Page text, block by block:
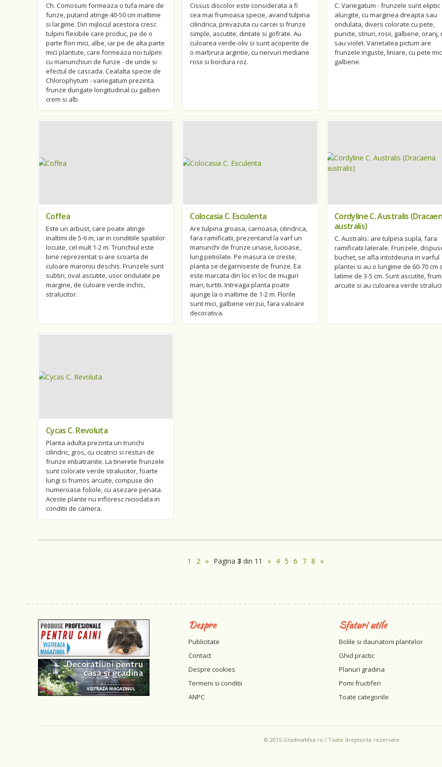
Ch. Comosum formeaza o tufa mare de
funze, putand atinge 40-50 cm inaltime
si largime. Din mijlocul acestora cresc
tulpini flexibile care produc, pe de o
parte flori mici, albe, iar pe de alta parte
mici plantute, care formeaza noi tulpini
cu manunchiuri de funze - de unde si
efectul de cascada. Cealalta specie de
Chlorophytum - variegatum prezinta
frunze dungate longitudinal cu galben
crem si alb.
Cissus discolor este considerata a fi
cea mai frumoasa specie, avand tulpina
cilindrica, prevazuta cu carcei si frunze
simple, ascutite, dintate si gofrate. Au
culoarea verde-oliv si sunt acoperite de
o marbrura argintie, cu nervuri mediane
rosii si bordura roz.
C. Variegatum - frunzele sunt eliptic
alungite, cu marginea dreapta sau
ondulata, divers colorate cu pete,
puncte, striuri, rosii, galbene, oranj,
sau violet. Varietatea pictum are
frunzele inguste, liniare, cu pete
galbene.
Coffea
Este un arbust, care poate atinge
inaltimi de 5-6 m, iar in conditiile spatiilor
locuite, cel mult 1-2 m. Trunchiul este
bine reprezentat si are scoarta de
culoare maroniu deschis. Frunzele sunt
subtiri, oval ascutite, usor ondulate pe
margine, de culoare verde inchis,
stralucitor.
Colocasia C. Esculenta
Are tulpina groasa, carnoasa, cilindrica,
fara ramificatii, prezentand la varf un
manunchi de frunze uriase, lucioase,
lung petiolate. Pe masura ce creste,
planta se degarniseste de frunze. Ea
este marcata din loc in loc de muguri
mari, turtiti. Intreaga planta poate
ajunge la o inaltime de 1-2 m. Florile
sunt mici, galbene verzui, fara valoare
decorativa.
Cordyline C. Australis
australis)
C. Australis: are tulpina supla, fara
ramificatii laterale. Frunzele,
buchet, se afla intotdeuna in varful
plantei si au o lungime de 60-70 cm
latime de 3-5 cm. Sunt ascutite,
arcuite si au culoarea verde
Cycas C. Revoluta
Planta adulta prezinta un trunchi
cilindric, gros, cu cicatrici si resturi de
frunze imbatranite. La tinerete frunzele
sunt colorate verde stralucitor, foarte
lungi si frumos arcuite, compuse din
numeroase foliole, cu asezare penata.
Aceste plante nu infloresc niciodata in
conditii de camera.
1 2 » Pagina 3 din 11 « 4 5 6 7 8 »
Despre
Publicitate
Contact
Despre cookies
Termeni si conditii
ANPC
Sfaturi utile
Bolile si daunatorii plantelor
Ghid practic
Planuri gradina
Pomi fructiferi
Toate categoriile
© 2015 GradinaMea.ro / Toate drepturile rezervate